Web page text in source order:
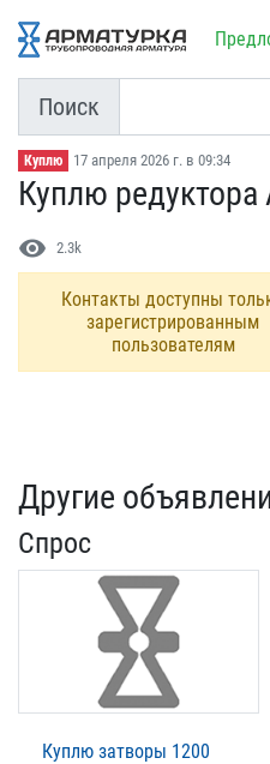
Поиск
Куплю 17 апреля 2026 г. в 09:34
Куплю редуктора
visibility 2.3k
Контакты доступны
зарегистрированным
пользователям
Другие
Спрос
Куплю затворы 1200